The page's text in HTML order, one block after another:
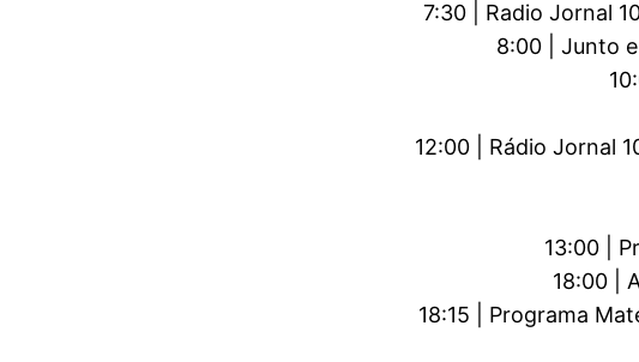
7:30 | Radio Jornal
8:00 | Junto
12:00 | Rádio Jornal
13:00 |
18:00 |
18:15 | Programa